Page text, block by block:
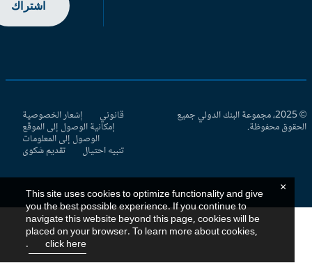
اشتراك
© 2025، مجموعة البنك الدولي جميع
محفوظة.
قانوني إشعار الخصوصية
إمكانية الوصول إلى الموقع
الوصول إلى المعلومات
تنبيه احتيال تقديم شكوى
This site uses cookies to optimize functionality and give
you the best possible experience. If you continue to
navigate this website beyond this page, cookies will be
placed on your browser. To learn more about cookies,
click here